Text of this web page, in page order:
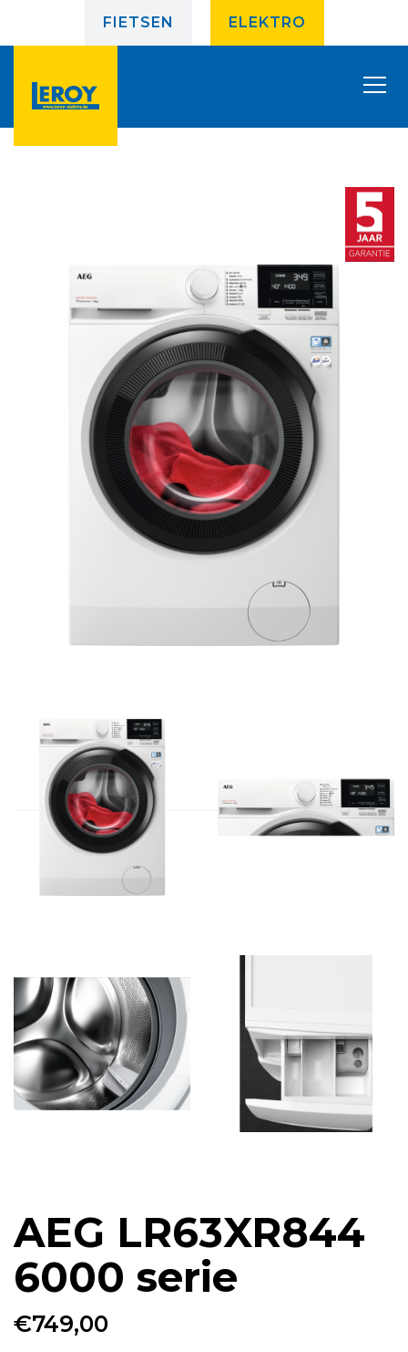
FIETSEN ELEKTRO
AEG LR63XR844
6000 serie
€749,00